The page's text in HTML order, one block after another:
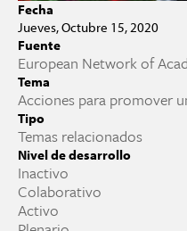
Fecha
Jueves, Octubre 15, 2020
Fuente
European Network of
Tema
Acciones para promover
Tipo
Temas relacionados
Nivel de desarrollo
Inactivo
Colaborativo
Activo